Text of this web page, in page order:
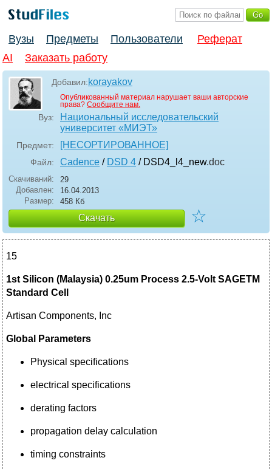
Вузы Предметы Пользователи
Реферат
AI
Заказать работу
Добавил:korayakov
Опубликованный материал нарушает ваши авторские
права? Сообщите нам.
Вуз:
Национальный исследовательский
университет «МИЭТ»
Предмет: [НЕСОРТИРОВАННОЕ]
Файл: Cadence / DSD 4 / DSD4_l4_new.doc
Скачиваний:
29
Добавлен:
16.04.2013
Размер:
458 Кб
Скачать ☆
15
1st Silicon (Malaysia) 0.25um Process 2.5-Volt SAGETM
Standard Cell
Artisan Components, Inc
Global Parameters
Physical specifications
electrical specifications
derating factors
propagation delay calculation
timing constraints